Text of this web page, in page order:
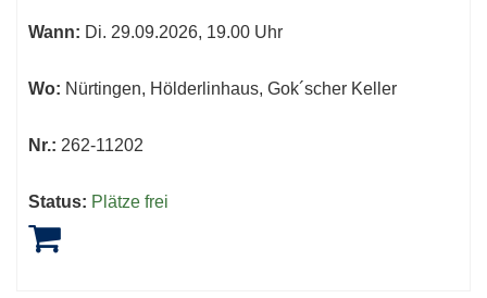
Wann: Di. 29.09.2026, 19.00 Uhr
Wo: Nürtingen, Hölderlinhaus, Gok´scher Keller
Nr.: 262-11202
Status: Plätze frei